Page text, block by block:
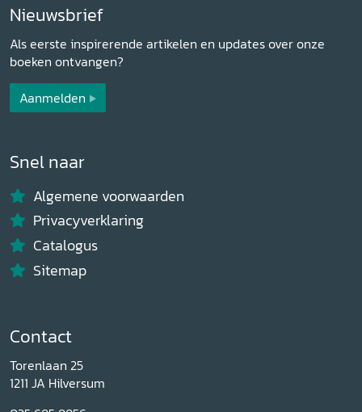
Nieuwsbrief
Als eerste inspirerende artikelen en updates over onze
boeken ontvangen?
Aanmelden
Snel naar
Algemene voorwaarden
Privacyverklaring
Catalogus
Sitemap
Contact
Torenlaan 25
1211 JA Hilversum